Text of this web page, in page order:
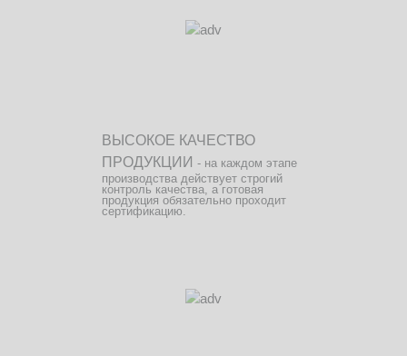
ВЫСОКОЕ КАЧЕСТВО
ПРОДУКЦИИ - на каждом этапе
производства действует строгий
контроль качества, а готовая
продукция обязательно проходит
сертификацию.